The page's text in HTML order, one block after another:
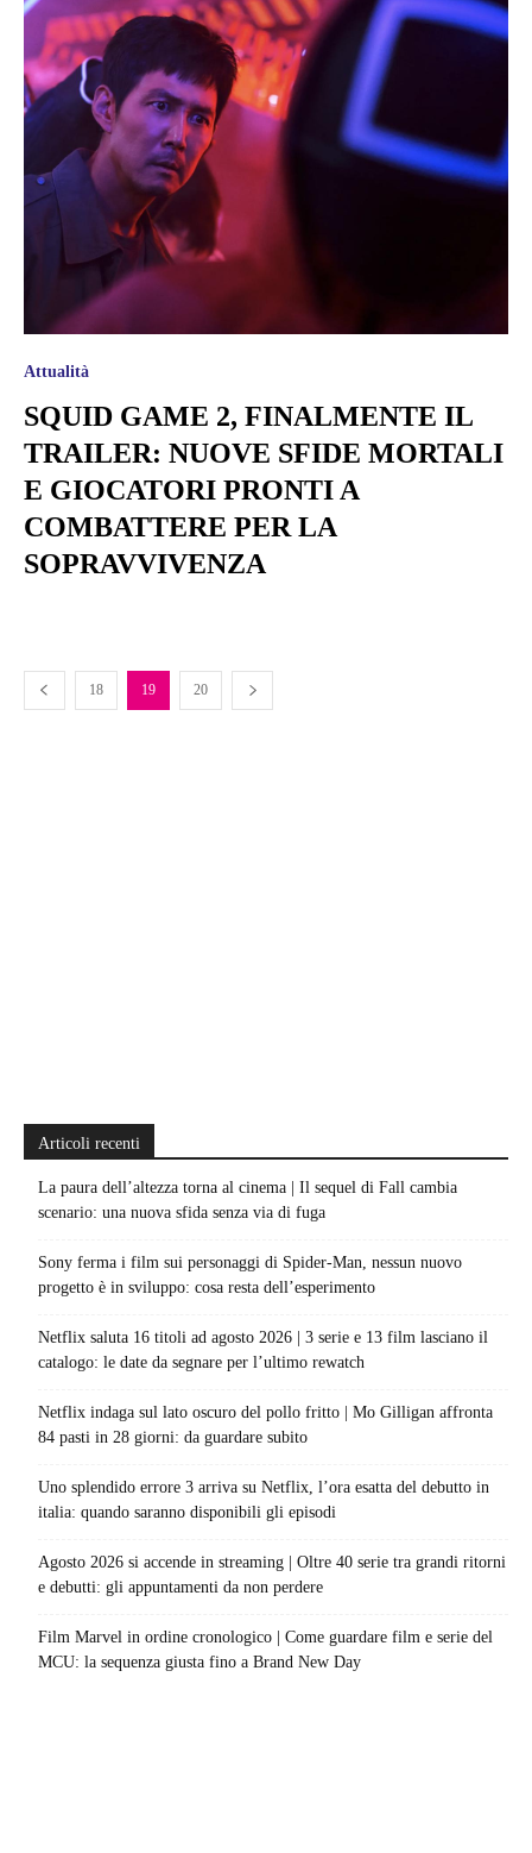
Attualità
SQUID GAME 2, FINALMENTE IL
TRAILER: NUOVE SFIDE MORTALI
E GIOCATORI PRONTI A
COMBATTERE PER LA
SOPRAVVIVENZA
18 19 20
Articoli recenti
La paura dell’altezza torna al cinema | Il sequel di Fall cambia
scenario: una nuova sfida senza via di fuga
Sony ferma i film sui personaggi di Spider-Man, nessun nuovo
progetto è in sviluppo: cosa resta dell’esperimento
Netflix saluta 16 titoli ad agosto 2026 | 3 serie e 13 film lasciano il
catalogo: le date da segnare per l’ultimo rewatch
Netflix indaga sul lato oscuro del pollo fritto | Mo Gilligan affronta
84 pasti in 28 giorni: da guardare subito
Uno splendido errore 3 arriva su Netflix, l’ora esatta del debutto in
italia: quando saranno disponibili gli episodi
Agosto 2026 si accende in streaming | Oltre 40 serie tra grandi ritorni
e debutti: gli appuntamenti da non perdere
Film Marvel in ordine cronologico | Come guardare film e serie del
MCU: la sequenza giusta fino a Brand New Day